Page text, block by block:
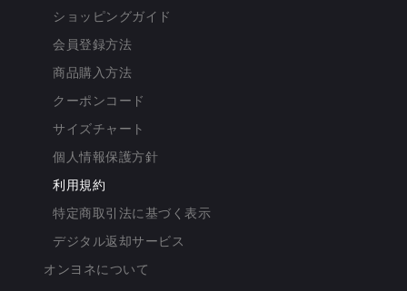
ショッピングガイド
会員登録方法
商品購入方法
クーポンコード
サイズチャート
個人情報保護方針
利用規約
特定商取引法に基づく表示
デジタル返却サービス
オンヨネについて